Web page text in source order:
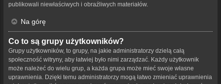
publikowali niewłaściwych i obraźliwych materiałów.
Na górę
Co to są grupy użytkowników?
Grupy użytkowników, to grupy, na jakie administratorzy dzielą całą
społeczność witryny, aby łatwiej było nimi zarządzać. Każdy użytkownik
może należeć do wielu grup, a każda grupa może mieć swoje własne
uprawnienia. Dzięki temu administratorzy mogą łatwo zmieniać uprawnienia